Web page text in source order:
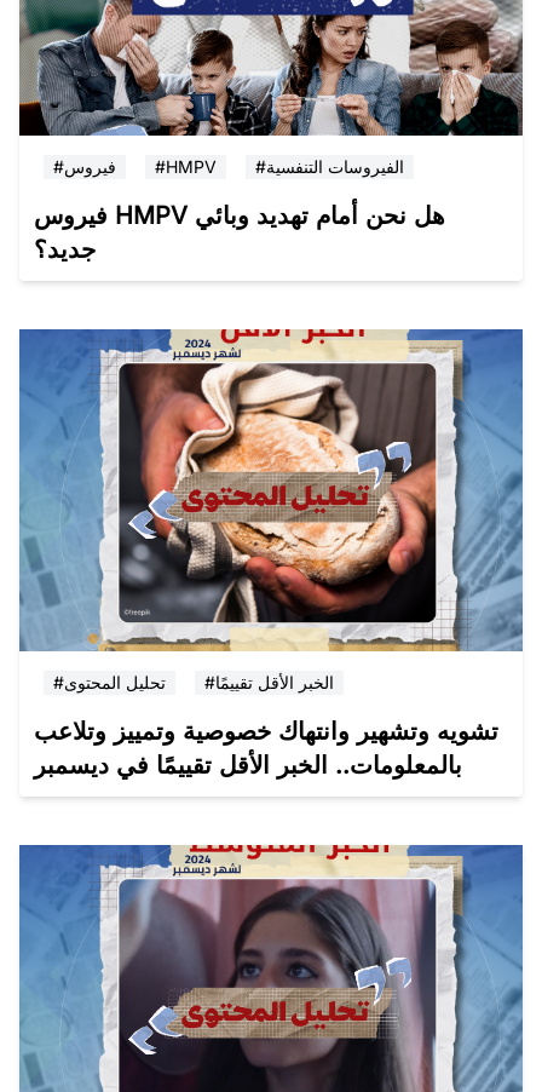
#فيروس #HMPV #الفيروسات التنفسية
فيروس HMPV هل نحن أمام تهديد وبائي
جديد؟
#تحليل المحتوى #الخبر الأقل تقييمًا
تشويه وتشهير وانتهاك خصوصية وتمييز وتلاعب
بالمعلومات.. الخبر الأقل تقييمًا في ديسمبر